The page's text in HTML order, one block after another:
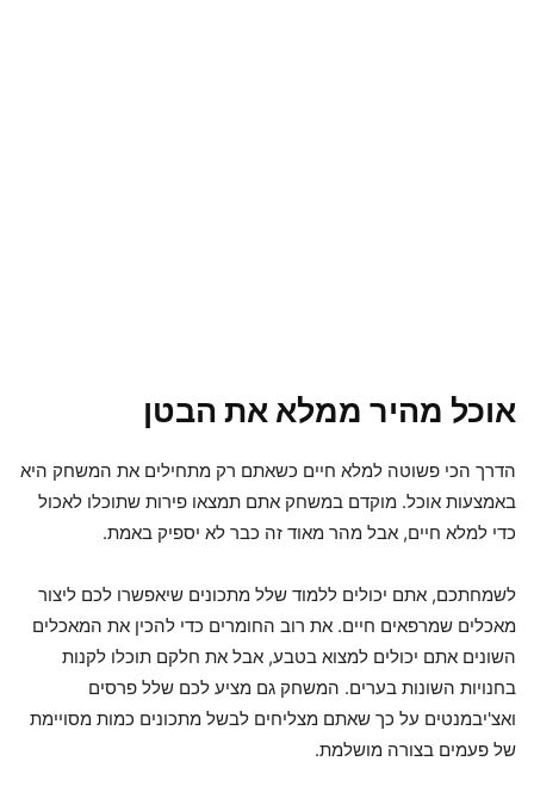
אוכל מהיר ממלא את הבטן
הדרך הכי פשוטה למלא חיים כשאתם רק מתחילים את המשחק היא
באמצעות אוכל. מוקדם במשחק אתם תמצאו פירות שתוכלו לאכול
כדי למלא חיים, אבל מהר מאוד זה כבר לא יספיק באמת.
לשמחתכם, אתם יכולים ללמוד שלל מתכונים שיאפשרו לכם ליצור
מאכלים שמרפאים חיים. את רוב החומרים כדי להכין את המאכלים
השונים אתם יכולים למצוא בטבע, אבל את חלקם תוכלו לקנות
בחנויות השונות בערים. המשחק גם מציע לכם שלל פרסים
ואצ'יבמנטים על כך שאתם מצליחים לבשל מתכונים כמות מסויימת
של פעמים בצורה מושלמת.